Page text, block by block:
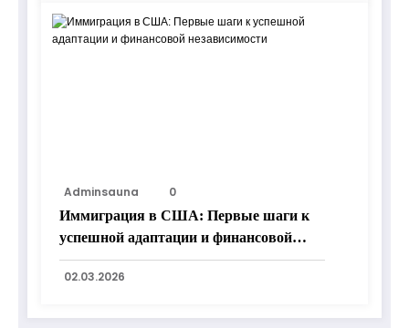
Adminsauna
0
Иммиграция в США: Первые шаги к
успешной адаптации и финансовой
независимости
02.03.2026